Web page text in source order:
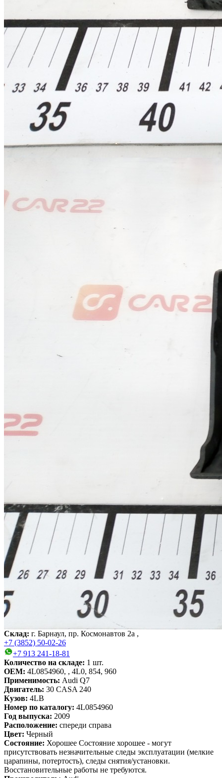
Склад: г. Барнаул, пр. Космонавтов 2а ,
+7 (3852) 50-02-26
+7 913 241-18-81
Количество на складе: 1 шт.
OEM: 4L0854960, , 4L0, 854, 960
Применимость: Audi Q7
Двигатель: 30 CASA 240
Кузов: 4LB
Номер по каталогу: 4L0854960
Год выпуска: 2009
Расположение: спереди справа
Цвет: Черный
Состояние: Хорошее Состояние хорошее - могут
присутствовать незначительные следы эксплуатации (мелкие
царапины, потертость), следы снятия/установки.
Восстановительные работы не требуются.